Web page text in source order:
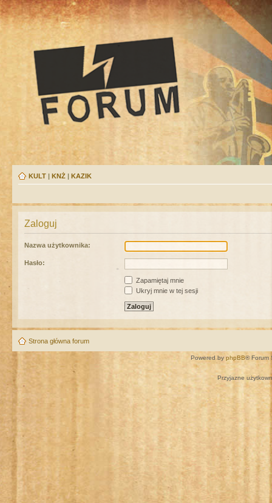
KULT | KNŻ | KAZIK
Zaloguj
Nazwa użytkownika:
Hasło:
Zapamiętaj mnie
Ukryj mnie w tej sesji
Strona główna forum
Powered by phpBB® Forum
Przyjazne